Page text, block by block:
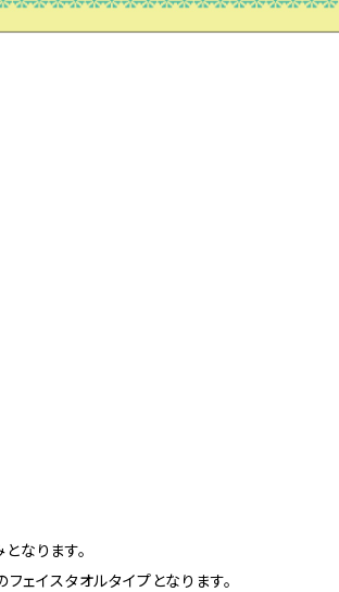
なります。
イスタオルタイプとなります。